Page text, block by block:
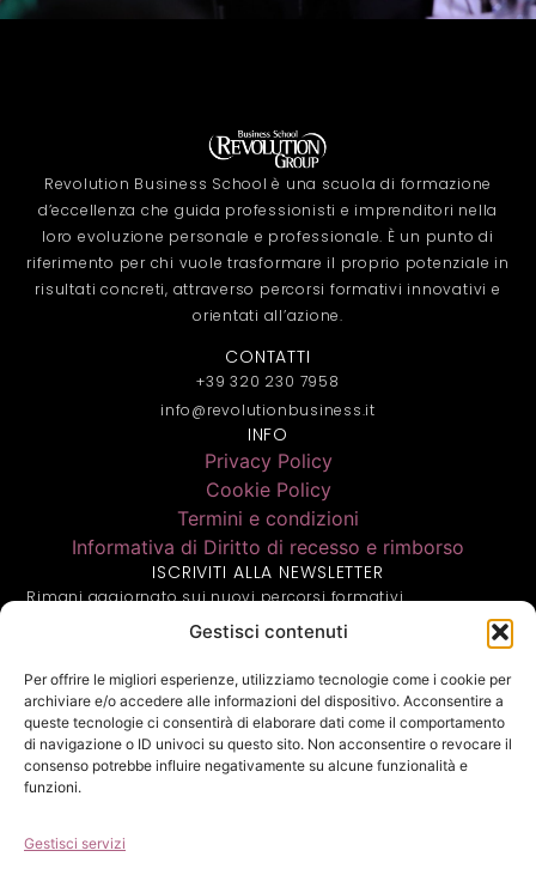
Gestisci contenuti
Per offrire le migliori esperienze, utilizziamo tecnologie come i cookie per
archiviare e/o accedere alle informazioni del dispositivo. Acconsentire a
queste tecnologie ci consentirà di elaborare dati come il comportamento
di navigazione o ID univoci su questo sito. Non acconsentire o revocare il
consenso potrebbe influire negativamente su alcune funzionalità e
funzioni.
Gestisci servizi
Revolution Business School è una scuola di formazione
d’eccellenza che guida professionisti e imprenditori nella
loro evoluzione personale e professionale. È un punto di
riferimento per chi vuole trasformare il proprio potenziale in
risultati concreti, attraverso percorsi formativi innovativi e
orientati all’azione.
CONTATTI
+39 320 230 7958
info@revolutionbusiness.it
INFO
Privacy Policy
Cookie Policy
Termini e condizioni
Informativa di Diritto di recesso e rimborso
ISCRIVITI ALLA NEWSLETTER
Rimani aggiornato sui nuovi percorsi formativi
Inf. Privacy
Ho letto l'informativa privacy e acconsento alla memorizzazione
dei miei dati secondo quanto stabilito dal regolamento europeo
per la protezione dei dati personali n. 679/2016, GDPR (richiesto)